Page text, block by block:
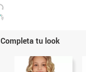
Completa tu look